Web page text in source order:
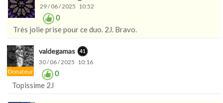
29 / 06 / 2025 10:52
0
Très jolie prise pour ce duo. 2J. Bravo.
Donateur
valdegamas
30 / 06 / 2025 10:16
0
Topissime 2J